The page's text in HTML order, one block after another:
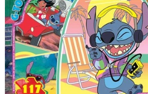
❤